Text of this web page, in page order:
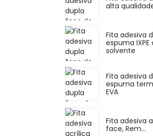
alta
Fita adesiva
espuma IXPE
solvente
Fita adesiva
espuma
EVA
Fita adesiva
face, Rem...